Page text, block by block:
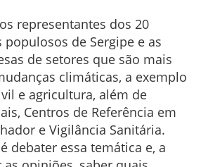
representantes dos 20
de Sergipe e as
de setores que são mais
climáticas, a exemplo
e agricultura, além de
Centros de Referência em
e Vigilância Sanitária.
debater essa temática e, a